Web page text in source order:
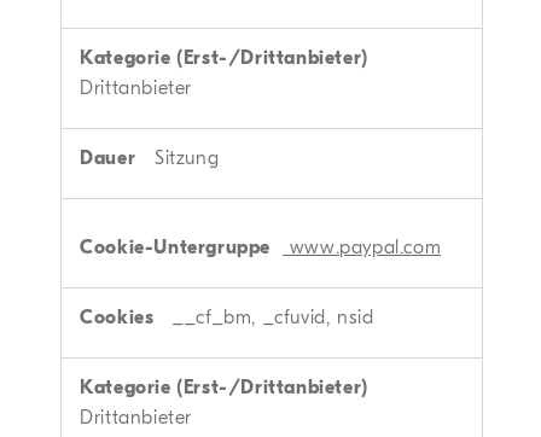
Drittanbieter
Sitzung
www.paypal.com
__cf_bm, _cfuvid, nsid
Drittanbieter